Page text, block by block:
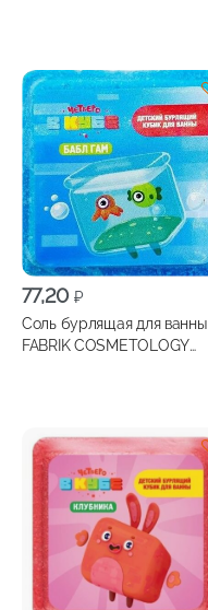
77,20 ₽
Соль бурлящая для ванны
FABRIK COSMETOLOGY